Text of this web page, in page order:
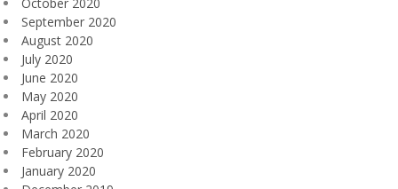
September 2020
August 2020
July 2020
June 2020
May 2020
April 2020
March 2020
February 2020
January 2020